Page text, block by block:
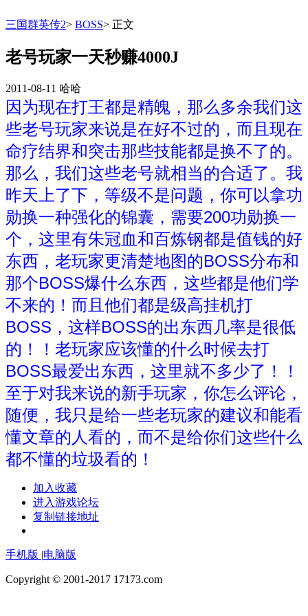
三国群英传2> BOSS> 正文
老号玩家一天秒赚4000J
2011-08-11 哈哈
因为现在打王都是精魄，那么多余我们这
些老号玩家来说是在好不过的，而且现在
命疗结界和突击那些技能都是换不了的。
那么，我们这些老号就相当的合适了。我
昨天上了下，等级不是问题，你可以拿功
勋换一种强化的锦囊，需要200功勋换一
个，这里有朱冠血和百炼钢都是值钱的好
东西，老玩家更清楚地图的BOSS分布和
那个BOSS爆什么东西，这些都是他们学
不来的！而且他们都是级高挂机打
BOSS，这样BOSS的出东西几率是很低
的！！老玩家应该懂的什么时候去打
BOSS最爱出东西，这里就不多少了！！
至于对我来说的新手玩家，你怎么评论，
随便，我只是给一些老玩家的建议和能看
懂文章的人看的，而不是给你们这些什么
都不懂的垃圾看的！
加入收藏
进入游戏论坛
复制链接地址
手机版 |电脑版
Copyright © 2001-2017 17173.com